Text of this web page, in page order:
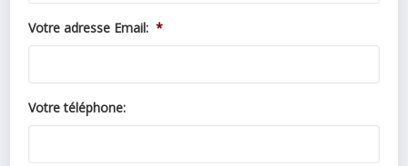
Votre adresse Email: *
Votre téléphone: